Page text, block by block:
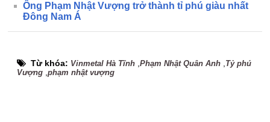
Ông Phạm Nhật Vượng trở thành tỉ phú giàu nhất
Đông Nam Á
Từ khóa: Vinmetal Hà Tĩnh ,Phạm Nhật Quân Anh Tỷ phú
Vượng ,phạm nhật vượng